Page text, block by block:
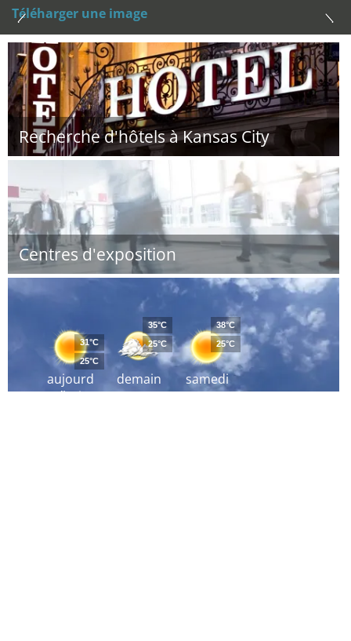
Téléharger une image
Recherche d'hôtels à Kansas City
Centres d'exposition
aujourd
´hui
31°C
25°C
demain
35°C
25°C
samedi
38°C
25°C